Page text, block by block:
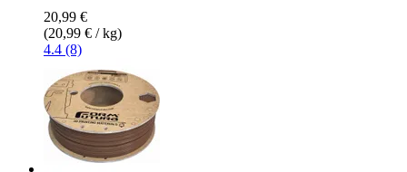
20,99 €
(20,99 € / kg)
4.4 (8)